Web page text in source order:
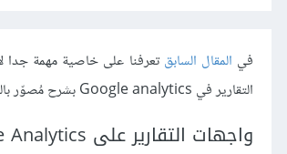
في المقال السابق
التقارير في Google analytics بشرح مُصوّر بالخطوات.
واجهات التقارير على Google Analytics ومراجعة المهام اليومية البسيطة